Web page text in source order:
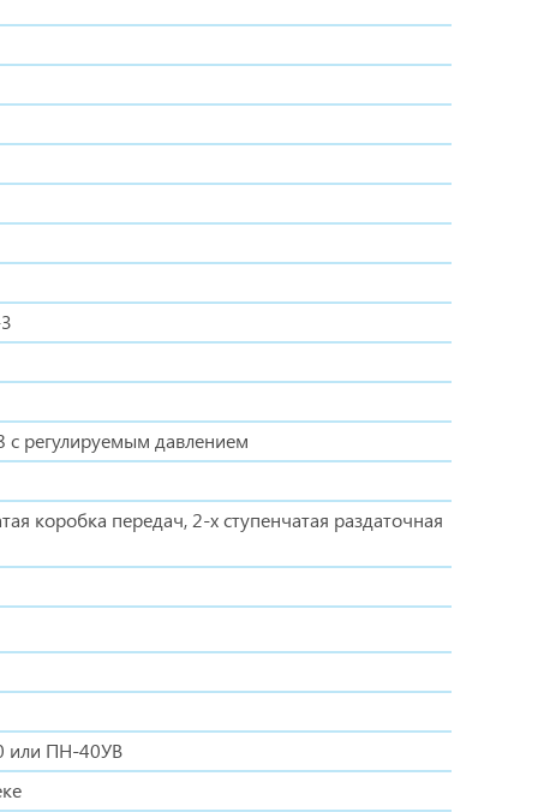
с регулируемым давлением
коробка передач, 2-х ступенчатая раздаточная
ПН-40УВ